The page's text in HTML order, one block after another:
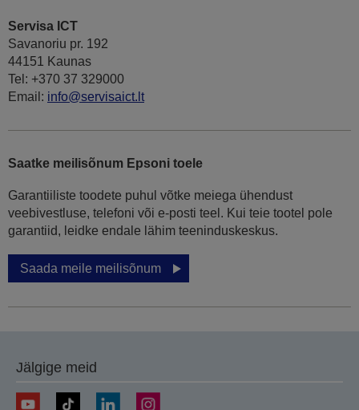
Servisa ICT
Savanoriu pr. 192
44151 Kaunas
Tel: +370 37 329000
Email: info@servisaict.lt
Saatke meilisõnum Epsoni toele
Garantiiliste toodete puhul võtke meiega ühendust
veebivestluse, telefoni või e-posti teel. Kui teie tootel pole
garantiid, leidke endale lähim teeninduskeskus.
Saada meile meilisõnum
Jälgige meid